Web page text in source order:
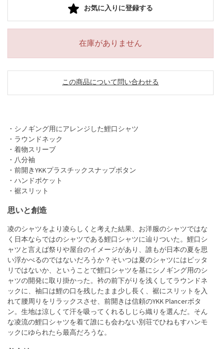
お気に入りに登録する
在庫がありません
この商品について問い合わせる
・シノギング用にアレンジした鯉口シャツ
・ラウンドネック
・着物スリーブ
・八分袖
・前開きYKKプラスチックスナップボタン
・ハンドポケット
・裾スリット
思いと創造
凌のシャツをより凌らしくと考えた結果、お洋服のシャツではな
く日本ならではのシャツである鯉口シャツに辿りついた。鯉口シ
ャツと言えば祭りや屋台のイメージがあり、誰もが日本の夏を思
い浮かべるのではないだろうか？そいつは夏のシャツにはピッタ
リではないか、ということで鯉口シャツを基にシノギング用のシ
ャツの開発に取り掛かった。衿の前下がりを浅くしてラウンドネ
ックに、袖口は鯉の口を残したまま少し長く、裾にスリットを入
れて腰周りをリラックスさせ、前開きは信頼のYKK Plancerボタ
ン。生地は涼しくて汗を吸ってくれるしじら織りを選んだ。そん
な凌流の鯉口シャツを着て誰にも会わない別荘でひねもすハンモ
ックにゆられたら最高だろうな。